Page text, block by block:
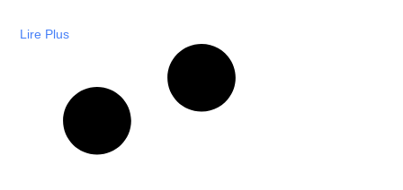
Lire Plus